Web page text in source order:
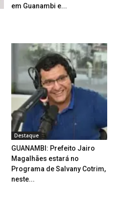
em Guanambi e...
Destaque
GUANAMBI: Prefeito Jairo
Magalhães estará no
Programa de Salvany Cotrim,
neste...